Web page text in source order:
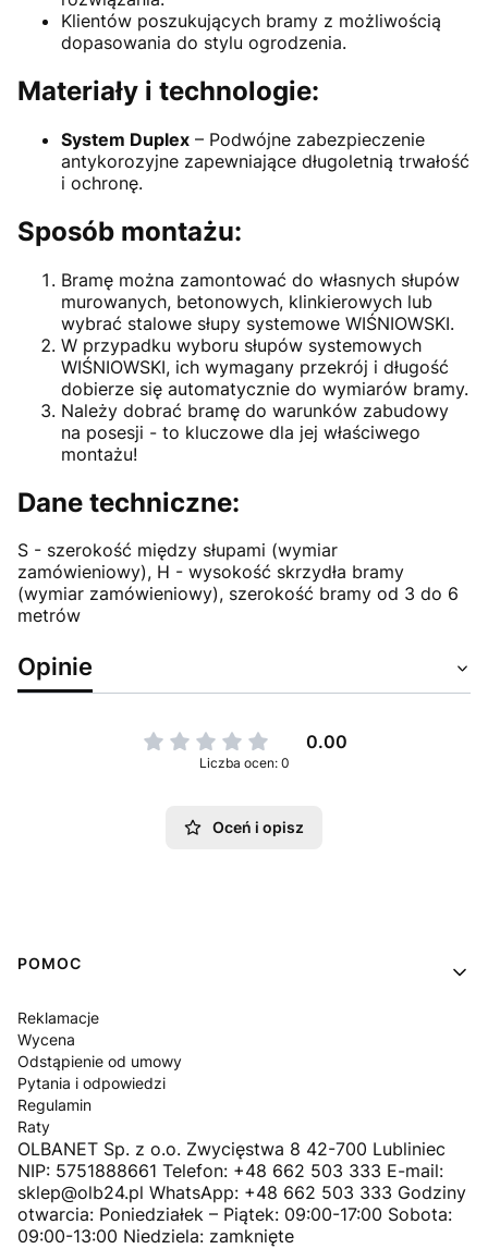
Klientów poszukujących bramy z możliwością
dopasowania do stylu ogrodzenia.
Materiały i technologie:
System Duplex – Podwójne zabezpieczenie
antykorozyjne zapewniające długoletnią trwałość
i ochronę.
Sposób montażu:
Bramę można zamontować do własnych słupów
murowanych, betonowych, klinkierowych lub
wybrać stalowe słupy systemowe WIŚNIOWSKI.
W przypadku wyboru słupów systemowych
WIŚNIOWSKI, ich wymagany przekrój i długość
dobierze się automatycznie do wymiarów bramy.
Należy dobrać bramę do warunków zabudowy
na posesji - to kluczowe dla jej właściwego
montażu!
Dane techniczne:
S - szerokość między słupami (wymiar
zamówieniowy), H - wysokość skrzydła bramy
(wymiar zamówieniowy), szerokość bramy od 3 do 6
metrów
Opinie
0.00
Liczba ocen: 0
Oceń i opisz
Linki w stopce
POMOC
Reklamacje
Wycena
Odstąpienie od umowy
Pytania i odpowiedzi
Regulamin
Raty
OLBANET Sp. z o.o. Zwycięstwa 8 42-700 Lubliniec
NIP: 5751888661 Telefon: +48 662 503 333 E-mail:
sklep@olb24.pl WhatsApp: +48 662 503 333 Godziny
otwarcia: Poniedziałek – Piątek: 09:00-17:00 Sobota:
09:00-13:00 Niedziela: zamknięte